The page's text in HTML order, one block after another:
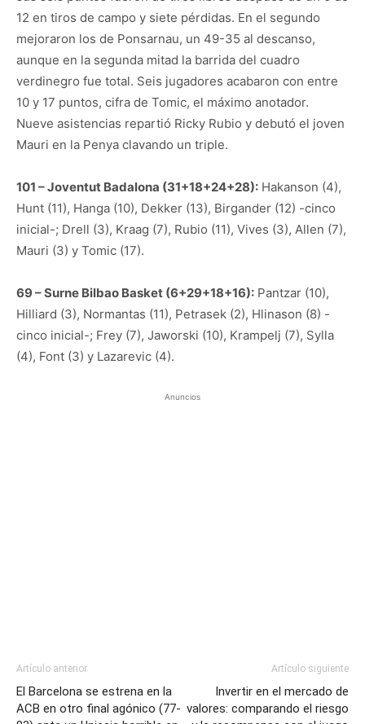
12 en tiros de campo y siete pérdidas. En el segundo
mejoraron los de Ponsarnau, un 49-35 al descanso,
aunque en la segunda mitad la barrida del cuadro
verdinegro fue total. Seis jugadores acabaron con entre
10 y 17 puntos, cifra de Tomic, el máximo anotador.
Nueve asistencias repartió Ricky Rubio y debutó el joven
Mauri en la Penya clavando un triple.
101 – Joventut Badalona (31+18+24+28): Hakanson (4),
Hunt (11), Hanga (10), Dekker (13), Birgander (12) -cinco
inicial-; Drell (3), Kraag (7), Rubio (11), Vives (3), Allen (7),
Mauri (3) y Tomic (17).
69 – Surne Bilbao Basket (6+29+18+16): Pantzar (10),
Hilliard (3), Normantas (11), Petrasek (2), Hlinason (8) -
cinco inicial-; Frey (7), Jaworski (10), Krampelj (7), Sylla
(4), Font (3) y Lazarevic (4).
Anuncios
Artículo anterior
El Barcelona se estrena en la
ACB en otro final agónico (77-
Artículo siguiente
Invertir en el mercado de
valores: comparando el riesgo